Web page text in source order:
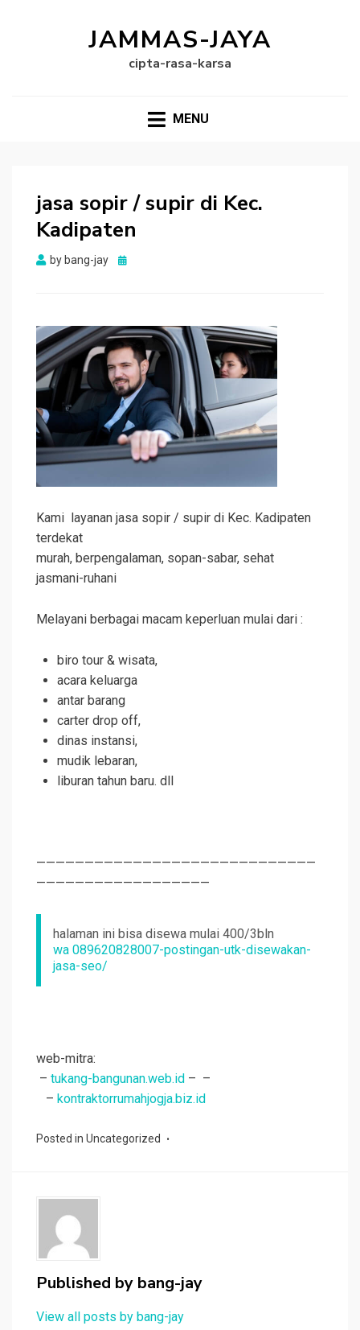
JAMMAS-JAYA
cipta-rasa-karsa
MENU
jasa sopir / supir di Kec.
Kadipaten
by bang-jay
Posted
Kami layanan jasa sopir / supir di Kec. Kadipaten
terdekat
murah, berpengalaman, sopan-sabar, sehat
jasmani-ruhani
Melayani berbagai macam keperluan mulai dari :
biro tour & wisata,
acara keluarga
antar barang
carter drop off,
dinas instansi,
mudik lebaran,
liburan tahun baru. dll
—————————————————————————————
——————————————————
halaman ini bisa disewa mulai 400/3bln
wa 089620828007-postingan-utk-disewakan-
jasa-seo/
web-mitra:
– tukang-bangunan.web.id – –
– kontraktorrumahjogja.biz.id
Posted in Uncategorized
Published by bang-jay
View all posts by bang-jay